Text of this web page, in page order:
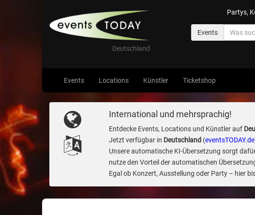
Deutschland
Partys,
Events
Events Locations Künstler Ticketshop
International und mehrsprachig!
Entdecke Events, Locations und Künstler auf
Jetzt verfügbar in Deutschland (eventsTODAY.de
Unsere automatische KI-Übersetzung sorgt
nutze den Vorteil der automatischen
Egal ob Konzert, Ausstellung oder Party – hier